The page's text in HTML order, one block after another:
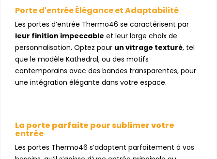
Porte d'entrée Élégance et Adaptabilité
Les portes d’entrée Thermo46 se caractérisent par
leur finition impeccable et leur large choix de
personnalisation. Optez pour un vitrage texturé, tel
que le modèle Kathedral, ou des motifs
contemporains avec des bandes transparentes, pour
une intégration élégante dans votre espace.
La porte parfaite pour sublimer votre
entrée
Les portes Thermo46 s’adaptent parfaitement à vos